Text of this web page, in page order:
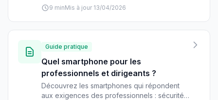
sécurité, fonctionnalités adaptées et budget.
sélections par âge.
9 minMis à jour 13/04/2026
Guide pratique
Quel smartphone pour les
professionnels et dirigeants ?
Découvrez les smartphones qui répondent
aux exigences des professionnels : sécurité,